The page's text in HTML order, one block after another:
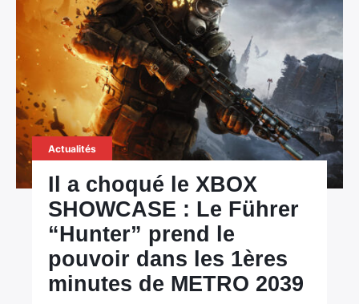
Actualités
Il a choqué le XBOX
SHOWCASE : Le Führer
“Hunter” prend le
pouvoir dans les 1ères
minutes de METRO 2039